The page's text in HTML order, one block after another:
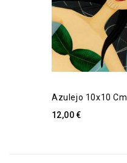
Azulejo 10x10 Cm
12,00 €